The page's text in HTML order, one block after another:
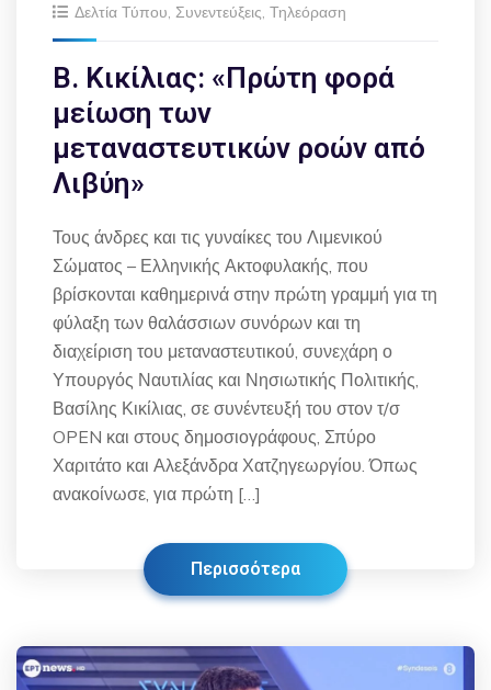
Δελτία Τύπου, Συνεντεύξεις, Τηλεόραση
Β. Κικίλιας: «Πρώτη φορά
μείωση των
μεταναστευτικών ροών από
Λιβύη»
Τους άνδρες και τις γυναίκες του Λιμενικού
Σώματος – Ελληνικής Ακτοφυλακής, που
βρίσκονται καθημερινά στην πρώτη γραμμή για τη
φύλαξη των θαλάσσιων συνόρων και τη
διαχείριση του μεταναστευτικού, συνεχάρη ο
Υπουργός Ναυτιλίας και Νησιωτικής Πολιτικής,
Βασίλης Κικίλιας, σε συνέντευξή του στον τ/σ
OPEN και στους δημοσιογράφους, Σπύρο
Χαριτάτο και Αλεξάνδρα Χατζηγεωργίου. Όπως
ανακοίνωσε, για πρώτη […]
Περισσότερα